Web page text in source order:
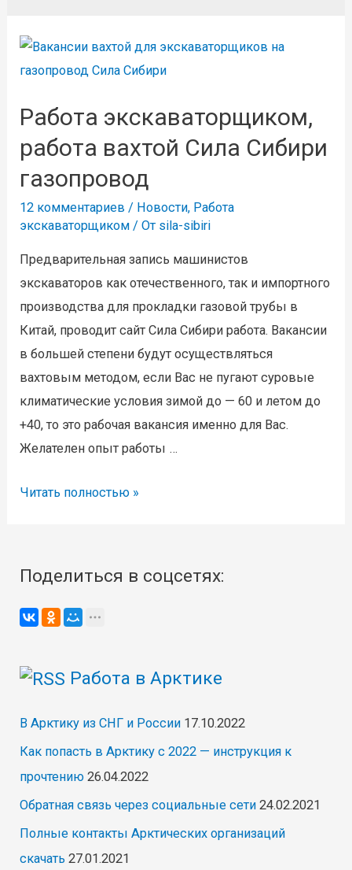
Работа экскаваторщиком,
работа вахтой Сила Сибири
газопровод
12 комментариев / Новости, Работа
экскаваторщиком / От sila-sibiri
Предварительная запись машинистов
экскаваторов как отечественного, так и импортного
производства для прокладки газовой трубы в
Китай, проводит сайт Сила Сибири работа. Вакансии
в большей степени будут осуществляться
вахтовым методом, если Вас не пугают суровые
климатические условия зимой до — 60 и летом до
+40, то это рабочая вакансия именно для Вас.
Желателен опыт работы …
Работа
Сила
Сибири
Читать полностью »
Поделиться в соцсетях:
Работа в Арктике
В Арктику из СНГ и России 17.10.2022
Как попасть в Арктику с 2022 — инструкция к
прочтению 26.04.2022
Обратная связь через социальные сети 24.02.2021
Полные контакты Арктических организаций
скачать 27.01.2021